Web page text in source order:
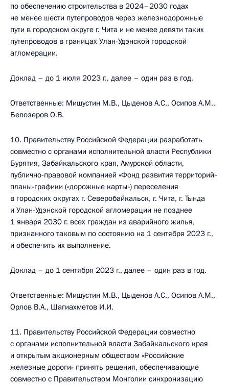
по обеспечению строительства в 2024–2030 годах
не менее шести путепроводов через железнодорожные
пути в городском округе г. Чита и не менее девяти таких
путепроводов в границах Улан-Удэнской городской
агломерации.
Доклад – до 1 июля 2023 г., далее – один раз в год.
Ответственные: Мишустин М.В., Цыденов А.С., Осипов А.М.,
Белозеров О.В.
10. Правительству Российской Федерации разработать
совместно с органами исполнительной власти Республики
Бурятия, Забайкальского края, Амурской области,
публично-правовой компанией «Фонд развития территорий»
планы-графики («дорожные карты») переселения
в городских округах г. Северобайкальск, г. Чита, г. Тында
и Улан-Удэнской городской агломерации не позднее
1 января 2030 г. всех граждан из аварийного жилья,
признанного таковым по состоянию на 1 сентября 2023 г.,
и обеспечить их выполнение.
Доклад – до 1 сентября 2023 г., далее – один раз в год.
Ответственные: Мишустин М.В., Цыденов А.С., Осипов А.М.,
Орлов В.А., Шагиахметов И.И.
11. Правительству Российской Федерации совместно
с органами исполнительной власти Забайкальского края
и открытым акционерным обществом «Российские
железные дороги» принять решения, обеспечивающие
совместно с Правительством Монголии синхронизацию